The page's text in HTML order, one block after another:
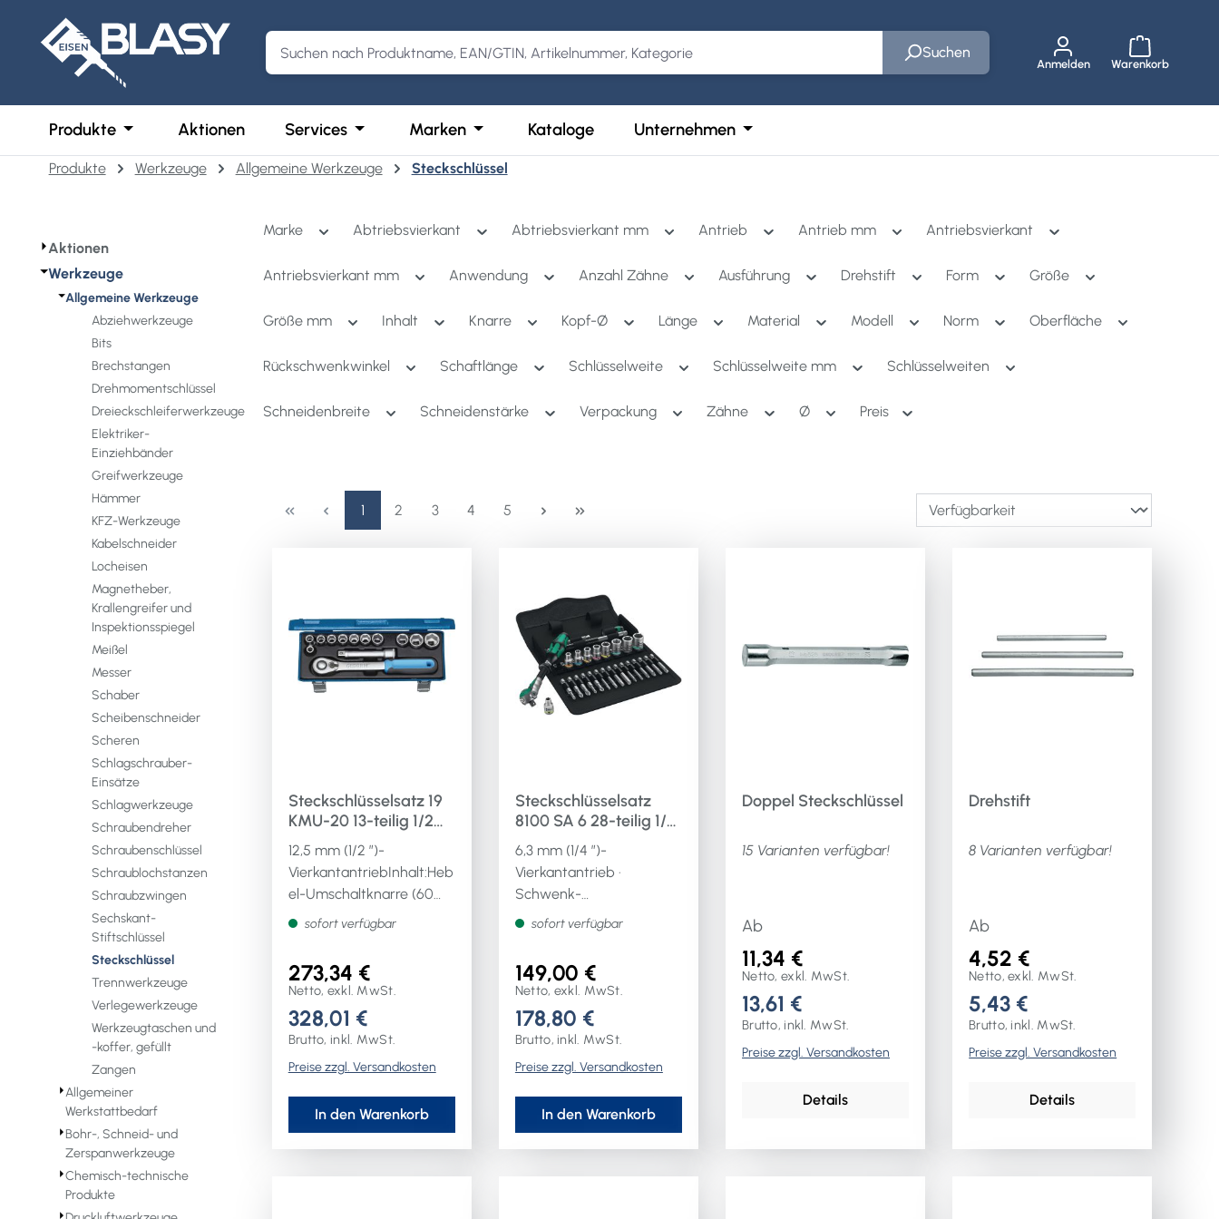
Hauptinhalt springen
Zur Suche springen
Zur Hauptnavigation springen
Suchen
Anmelden WarenkorbWarenkorb
Produkte Öffne oder Schließe das Dropdown der Kategorie Produkte
Aktionen Services Öffne oder Schließe das Dropdown der Kategorie Services
Marken Öffne oder Schließe das Dropdown der Kategorie Marken
Kataloge Unternehmen Öffne oder Schließe das Dropdown der Kategorie Unternehmen
Produkte Werkzeuge Allgemeine Werkzeuge Steckschlüssel
⏵Aktionen
⏷Werkzeuge
⏷Allgemeine Werkzeuge
Abziehwerkzeuge
Bits
Brechstangen
Drehmomentschlüssel
Dreieckschleiferwerkzeuge
Elektriker-
Einziehbänder
Greifwerkzeuge
Hämmer
KFZ-Werkzeuge
Kabelschneider
Locheisen
Magnetheber,
Krallengreifer und
Inspektionsspiegel
Meißel
Messer
Schaber
Scheibenschneider
Scheren
Schlagschrauber-
Einsätze
Schlagwerkzeuge
Schraubendreher
Schraubenschlüssel
Schraublochstanzen
Schraubzwingen
Sechskant-
Stiftschlüssel
Steckschlüssel
Trennwerkzeuge
Verlegewerkzeuge
Werkzeugtaschen und
-koffer, gefüllt
Zangen
⏵Allgemeiner
Werkstattbedarf
⏵Bohr-, Schneid- und
Zerspanwerkzeuge
⏵Chemisch-technische
Produkte
Marke Abtriebsvierkant Abtriebsvierkant mm Antrieb Antrieb mm Antriebsvierkant
Antriebsvierkant mm Anwendung Anzahl Zähne Ausführung Drehstift Form Größe
Größe mm Inhalt Knarre Kopf-Ø Länge Material Modell Norm Oberfläche
Rückschwenkwinkel Schaftlänge Schlüsselweite Schlüsselweite mm Schlüsselweiten
Schneidenbreite Schneidenstärke Verpackung Zähne Ø Preis
Seite
1 Seite
2 Seite
3 Seite
4 Seite
5
Steckschlüsselsatz 19
KMU-20 13-teilig 1/2
Schlüsselweiten 10-24
mm Anzahl Zähne 60
6-Kant
12,5 mm (1/2 ″)-
VierkantantriebInhalt:Heb
el-Umschaltknarre (60
Zähne) und
Druckknopfauslösungje 1
Einsatz SW 10 / 12 / 13 / 14
/ 15 / 16 / 17 / 18 / 19 / 22 /
24 mm1 Verlängerung 125
Eigenschaften:·
Rückschwenkwinkel:
sofort verfügbar
273,34 €
Netto, exkl. MwSt.
328,01 €
Brutto, inkl. MwSt.
Preise zzgl. Versandkosten
In den Warenkorb
Steckschlüsselsatz
8100 SA 6 28-teilig 1/4
Schlüsselweiten 5-13
mm Anzahl Zähne 72
6-Kant
6,3 mm (1/4 ″)-
Vierkantantrieb ·
Schwenk-
Umschaltknarre mit
Einsätze und
aus CV-Stahl · Knarre aus
Chrom-Vanadium-
Molybdän-Stahl · matt
Rechts-Links-
Umschaltung in jeder
sofort verfügbar
149,00 €
Netto, exkl. MwSt.
178,80 €
Brutto, inkl. MwSt.
Preise zzgl. Versandkosten
In den Warenkorb
Doppel Steckschlüssel
15 Varianten verfügbar!
Ab
11,34 €
Netto, exkl. MwSt.
13,61 €
Brutto, inkl. MwSt.
Preise zzgl. Versandkosten
Details
Drehstift
8 Varianten verfügbar!
Ab
4,52 €
Netto, exkl. MwSt.
5,43 €
Brutto, inkl. MwSt.
Preise zzgl. Versandkosten
Details